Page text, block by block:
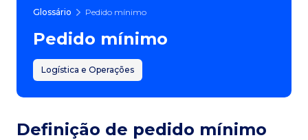
Glossário Pedido mínimo
Pedido mínimo
Logística e Operações
Definição de pedido mínimo